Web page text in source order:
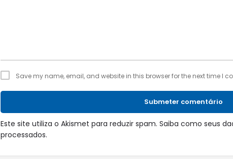
Save my name, email, and website in this browser for the next time I
Submeter comentário
Este site utiliza o Akismet para reduzir spam. Saiba como seus
processados.